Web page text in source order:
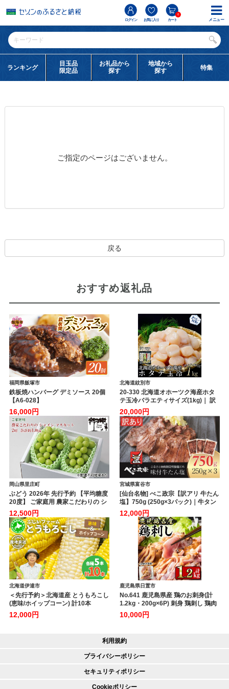
ログイン お気に入り カート
0
ランキング
目玉品
限定品
お礼品から
探す
地域から
探す
特集
ご指定のページはございません。
戻る
おすすめ返礼品
福岡県飯塚市
鉄板焼ハンバーグ デミソース 20個
【A6-028】
16,000円
北海道紋別市
20-330 北海道オホーツク海産ホタ
テ玉冷バラエティサイズ(1kg)｜ 訳
あり サイズ不揃い
20,000円
岡山県里庄町
ぶどう 2026年 先行予約 【平均糖度
20度】 ご家庭用 農家こだわりの シ
ャイン マスカット 2房 合計約1.0kg
ブドウ 葡萄 岡山県産 国産 フルーツ
果物 【 Nini farm 農家 直送 】
12,500円
宮城県富谷市
[仙台名物] べこ政宗【訳アリ 牛たん
塩】750g (250g×3パック)｜牛タン
しお 訳あり 焼肉 牛肉 [0256]
12,000円
北海道伊達市
＜先行予約＞北海道産 とうもろこし
(恵味/ホイップコーン) 計10本
【55250517】トウモロコシ とうき
び イエロー ホワイト コーン スイー
12,000円
鹿児島県日置市
No.641 鹿児島県産 鶏のお刺身(計
1.2kg・200g×6P) 刺身 鶏刺し 鶏肉
お肉 小分け 個包装 晩酌 おつまみ お
かず 冷凍 【やきにく茶屋和昇】
10,000円
利用規約
プライバシーポリシー
セキュリティポリシー
Cookieポリシー
メニュー